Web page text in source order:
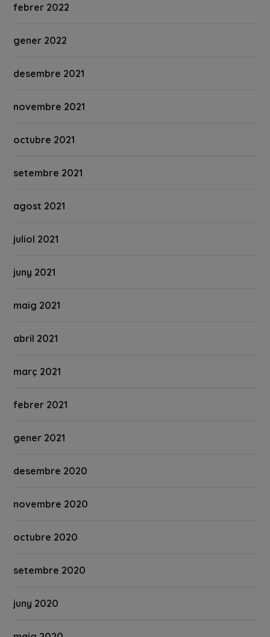
febrer 2022
gener 2022
desembre 2021
novembre 2021
octubre 2021
setembre 2021
agost 2021
juliol 2021
juny 2021
maig 2021
abril 2021
març 2021
febrer 2021
gener 2021
desembre 2020
novembre 2020
octubre 2020
setembre 2020
juny 2020